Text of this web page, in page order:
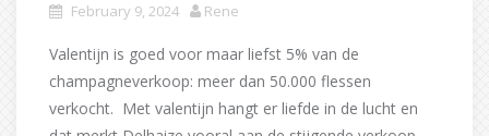
February 9, 2024 Rene
Valentijn is goed voor maar liefst 5% van de
champagneverkoop: meer dan 50.000 flessen
verkocht. Met valentijn hangt er liefde in de lucht en